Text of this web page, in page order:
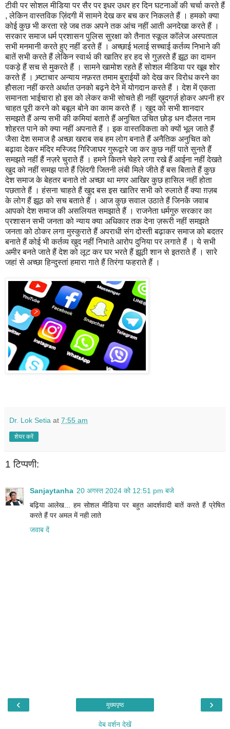
टीवी पर सोशल मीडिया पर सैर पर इधर उधर हर दिन घटनाओं की चर्चा करते हैं
, लेकिन वास्तविक ज़िंदगी में सामने देख कर बच कर निकलते हैं । हमको क्या
कोई कुछ भी करता रहे जब तक अपने तक आंच नहीं आती अनदेखा करते हैं ।
सरकार समाज धर्म प्रशासन पुलिस सुरक्षा को तैनात स्कूल कॉलेज अस्पताल
सभी मनमानी करते हुए नहीं डरते हैं । अच्छाई भलाई सच्चाई कर्तव्य निभाने की
बातें सभी करते हैं लेकिन स्वार्थ की खातिर हर हद से गुज़रते हैं झूठ का दामन
पकड़े हैं सच से मुकरते हैं । सामने खामोश रहते हैं सोशल मीडिया पर खूब शोर
करते हैं । भ्र्ष्टाचार अन्याय नफ़रत तमाम बुराईयों को देख कर विरोध करने का
हौसला नहीं करते अर्थात उनको बढ़ने देने में योगदान करते हैं । देश में एकता
समानता भाईचारा हो इस को लेकर कभी सोचते ही नहीं ख़ुदगर्ज़ होकर अपनी हर
चाहत पूरी करने को बबूल बोने का काम करते हैं । खुद को सभी शानदार
समझते हैं अन्य सभी की कमियां बताते हैं अनुचित उचित छोड़ धन दौलत नाम
शोहरत पाने को क्या नहीं अपनाते हैं । इक वास्तविकता को क्यों भूल जाते हैं
जैसा देश समाज है अच्छा खराब सब हम लोग बनाते हैं अनैतिक अनुचित को
बढ़ावा देकर मंदिर मस्जिद गिरिजाघर गुरूद्वारे जा कर कुछ नहीं पाते सुनते हैं
समझते नहीं हैं नज़रे चुराते हैं । हमने कितने चेहरे लगा रखे हैं आईना नहीं देखते
खुद को नहीं समझ पाते हैं ज़िंदगी जितनी लंबी मिले जीते हैं बस बिताते हैं कुछ
देश समाज के बेहतर बनाते तो अच्छा था मगर आखिर कुछ हासिल नहीं होता
पछताते हैं । हंसना चाहते हैं खुद बस इस खातिर सभी को रुलाते हैं क्या ग़ज़ब
के लोग हैं झूठ को सच बताते हैं । आज कुछ सवाल उठाते हैं जिनके जवाब
आपको देश समाज की असलियत समझाते हैं । राजनेता धर्मगुरु सरकार का
प्रशासन सभी जनता को न्याय क्या अधिकार तक देना ज़रूरी नहीं समझते
जनता को ठोकर लगा मुस्कुराते हैं अपराधी संग दोस्ती बढ़ाकर समाज को बदतर
बनाते हैं कोई भी कर्तव्य खुद नहीं निभाते आरोप दुनिया पर लगाते हैं । ये सभी
अमीर बनते जाते हैं देश को लूट कर घर भरते हैं झूठी शान से इतराते हैं । सारे
जहां से अच्छा हिन्दुस्तां हमारा गाते हैं तिरंगा फहराते हैं ।
Dr. Lok Setia at 7:55 am
शेयर करें
1 टिप्पणी:
Sanjaytanha 20 अगस्त 2024 को 12:51 pm बजे
बढ़िया आलेख... हम सोशल मीडिया पर बहुत आदर्शवादी बातें करते हैं प्रेषित
करते हैं पर अमल में नही लाते
जवाब दें
‹ ›
मुख्यपृष्ठ
वेब वर्शन देखें